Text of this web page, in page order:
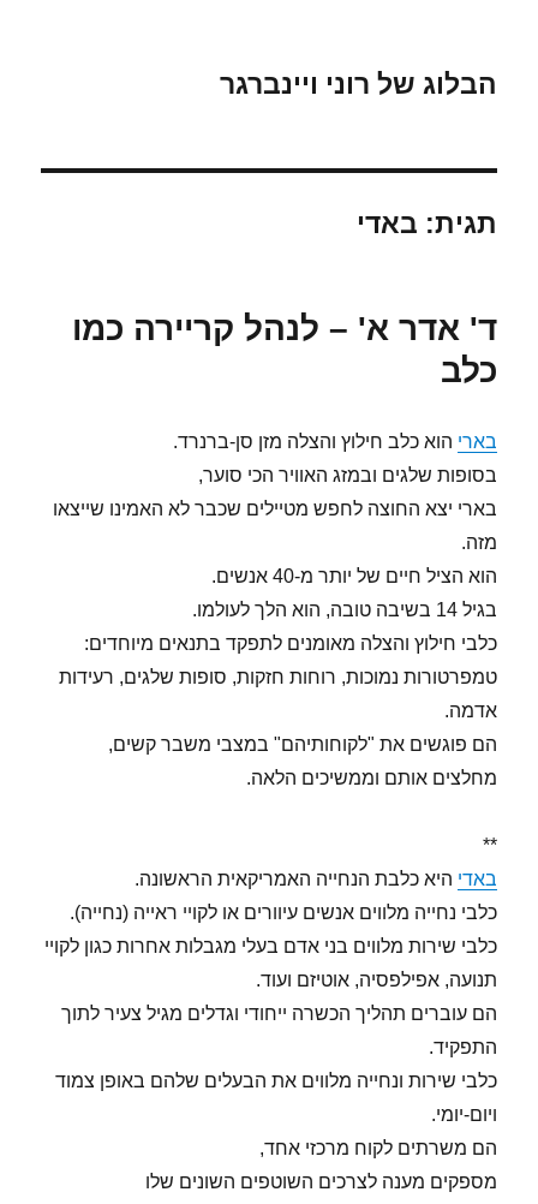
הבלוג של רוני ויינברגר
תגית: באדי
ד' אדר א' – לנהל קריירה כמו
כלב
בארי הוא כלב חילוץ והצלה מזן סן-ברנרד.
בסופות שלגים ובמזג האוויר הכי סוער,
בארי יצא החוצה לחפש מטיילים שכבר לא האמינו שייצאו
מזה.
הוא הציל חיים של יותר מ-40 אנשים.
בגיל 14 בשיבה טובה, הוא הלך לעולמו.
כלבי חילוץ והצלה מאומנים לתפקד בתנאים מיוחדים:
טמפרטורות נמוכות, רוחות חזקות, סופות שלגים, רעידות
אדמה.
הם פוגשים את "לקוחותיהם" במצבי משבר קשים,
מחלצים אותם וממשיכים הלאה.
**
באדי היא כלבת הנחייה האמריקאית הראשונה.
כלבי נחייה מלווים אנשים עיוורים או לקויי ראייה (נחייה).
כלבי שירות מלווים בני אדם בעלי מגבלות אחרות כגון לקויי
תנועה, אפילפסיה, אוטיזם ועוד.
הם עוברים תהליך הכשרה ייחודי וגדלים מגיל צעיר לתוך
התפקיד.
כלבי שירות ונחייה מלווים את הבעלים שלהם באופן צמוד
ויום-יומי.
הם משרתים לקוח מרכזי אחד,
מספקים מענה לצרכים השוטפים השונים שלו